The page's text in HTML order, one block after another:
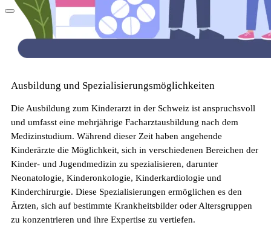
Arbeitsbedingungen in der Pflege in der
Schweiz
Ausbildung und Spezialisierungsmöglichkeiten
Die Ausbildung zum Kinderarzt in der Schweiz ist anspruchsvoll
und umfasst eine mehrjährige Facharztausbildung nach dem
Medizinstudium. Während dieser Zeit haben angehende
Kinderärzte die Möglichkeit, sich in verschiedenen Bereichen der
Kinder- und Jugendmedizin zu spezialisieren, darunter
Neonatologie, Kinderonkologie, Kinderkardiologie und
Kinderchirurgie. Diese Spezialisierungen ermöglichen es den
Ärzten, sich auf bestimmte Krankheitsbilder oder Altersgruppen
zu konzentrieren und ihre Expertise zu vertiefen.